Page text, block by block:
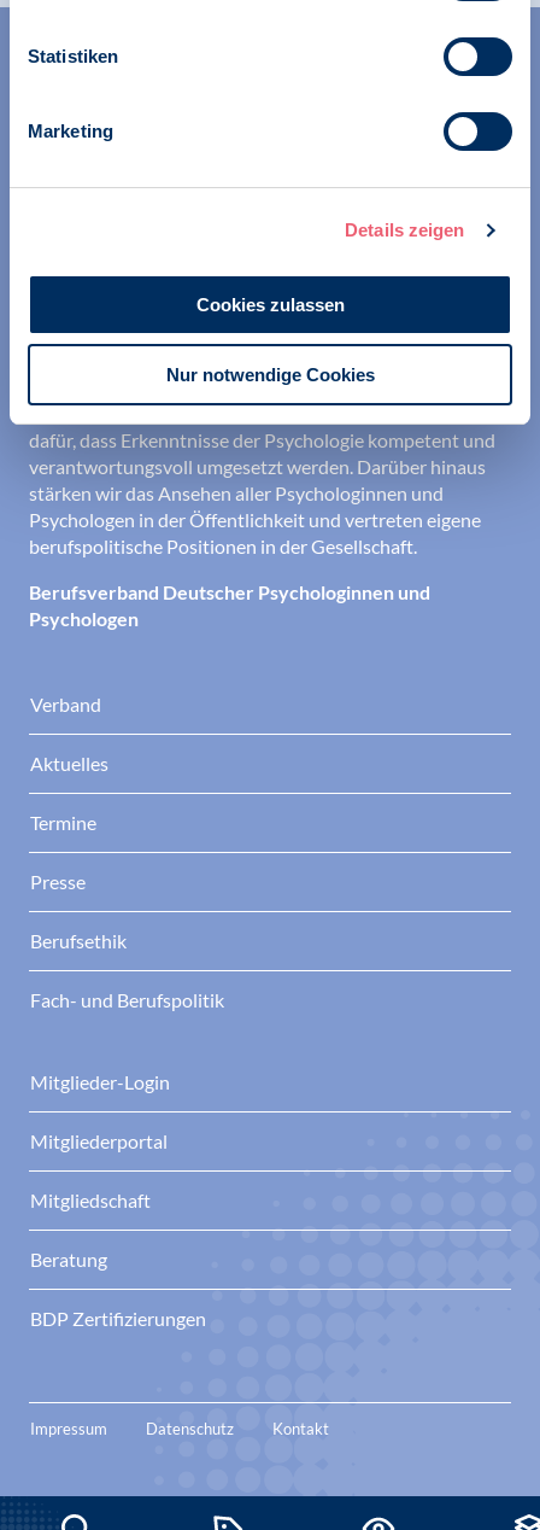
Statistiken
Marketing
Details zeigen
Cookies zulassen
Nur notwendige Cookies
ihrer Berufsausübung und bei der Festigung ihrer
anderem durch Orientierung beim Aufbau der beruflichen
Existenz sowie durch die kontinuierliche Bereitstellung
aktueller Informationen aus Wissenschaft und Praxis für
dafür, dass Erkenntnisse der Psychologie kompetent und
verantwortungsvoll umgesetzt werden. Darüber hinaus
stärken wir das Ansehen aller Psychologinnen und
Psychologen in der Öffentlichkeit und vertreten eigene
berufspolitische Positionen in der Gesellschaft.
Berufsverband Deutscher Psychologinnen und
Psychologen
Verband
Aktuelles
Termine
Presse
Berufsethik
Fach- und Berufspolitik
Mitglieder-Login
Mitgliederportal
Mitgliedschaft
Beratung
BDP Zertifizierungen
Impressum Datenschutz Kontakt